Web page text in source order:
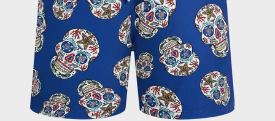
Slip
Magici
Vedi tutti i Costumi da bagno
Abbigliamento
Polo
Camicie